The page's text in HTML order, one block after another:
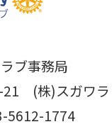
ブ事務局
21 (株)スガワラ
5612-1774